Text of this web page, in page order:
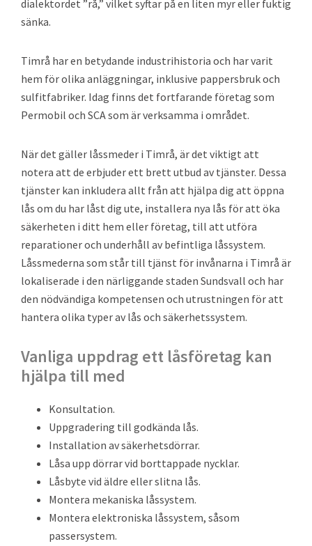
dialektordet ”rå,” vilket syftar på en liten myr eller fuktig
sänka.
Timrå har en betydande industrihistoria och har varit
hem för olika anläggningar, inklusive pappersbruk och
sulfitfabriker. Idag finns det fortfarande företag som
Permobil och SCA som är verksamma i området.
När det gäller låssmeder i Timrå, är det viktigt att
notera att de erbjuder ett brett utbud av tjänster. Dessa
tjänster kan inkludera allt från att hjälpa dig att öppna
lås om du har låst dig ute, installera nya lås för att öka
säkerheten i ditt hem eller företag, till att utföra
reparationer och underhåll av befintliga låssystem.
Låssmederna som står till tjänst för invånarna i Timrå är
lokaliserade i den närliggande staden Sundsvall och har
den nödvändiga kompetensen och utrustningen för att
hantera olika typer av lås och säkerhetssystem.
Vanliga uppdrag ett låsföretag kan
hjälpa till med
Konsultation.
Uppgradering till godkända lås.
Installation av säkerhetsdörrar.
Låsa upp dörrar vid borttappade nycklar.
Låsbyte vid äldre eller slitna lås.
Montera mekaniska låssystem.
Montera elektroniska låssystem, såsom
passersystem.